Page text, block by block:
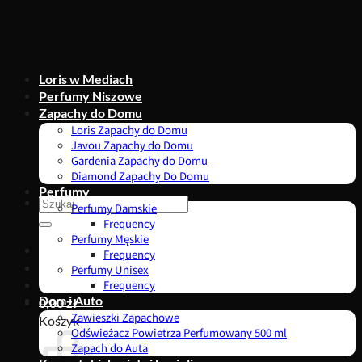
Szukaj:
0,00zł
Koszyk
Loris w Mediach
Perfumy Niszowe
Zapachy do Domu
Loris Zapachy do Domu
Javou Zapachy do Domu
Gardenia Zapachy do Domu
Diamond Zapachy Do Domu
Perfumy
Perfumy Damskie
Frequency
Perfumy Męskie
Frequency
Perfumy Unisex
Frequency
Dom i Auto
Zawieszki Zapachowe
Odświeżacz Powietrza Perfumowany 500 ml
Zapach do Auta